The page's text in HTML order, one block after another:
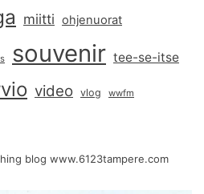
miitti ohjenuorat
souvenir tee-se-itse
video vlog wwfm
blog www.6123tampere.com